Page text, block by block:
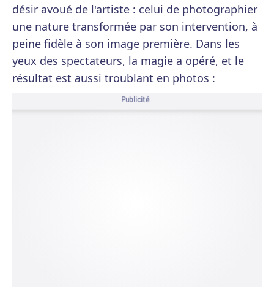
désir avoué de l'artiste : celui de photographier
une nature transformée par son intervention, à
peine fidèle à son image première. Dans les
yeux des spectateurs, la magie a opéré, et le
résultat est aussi troublant en photos :
Publicité